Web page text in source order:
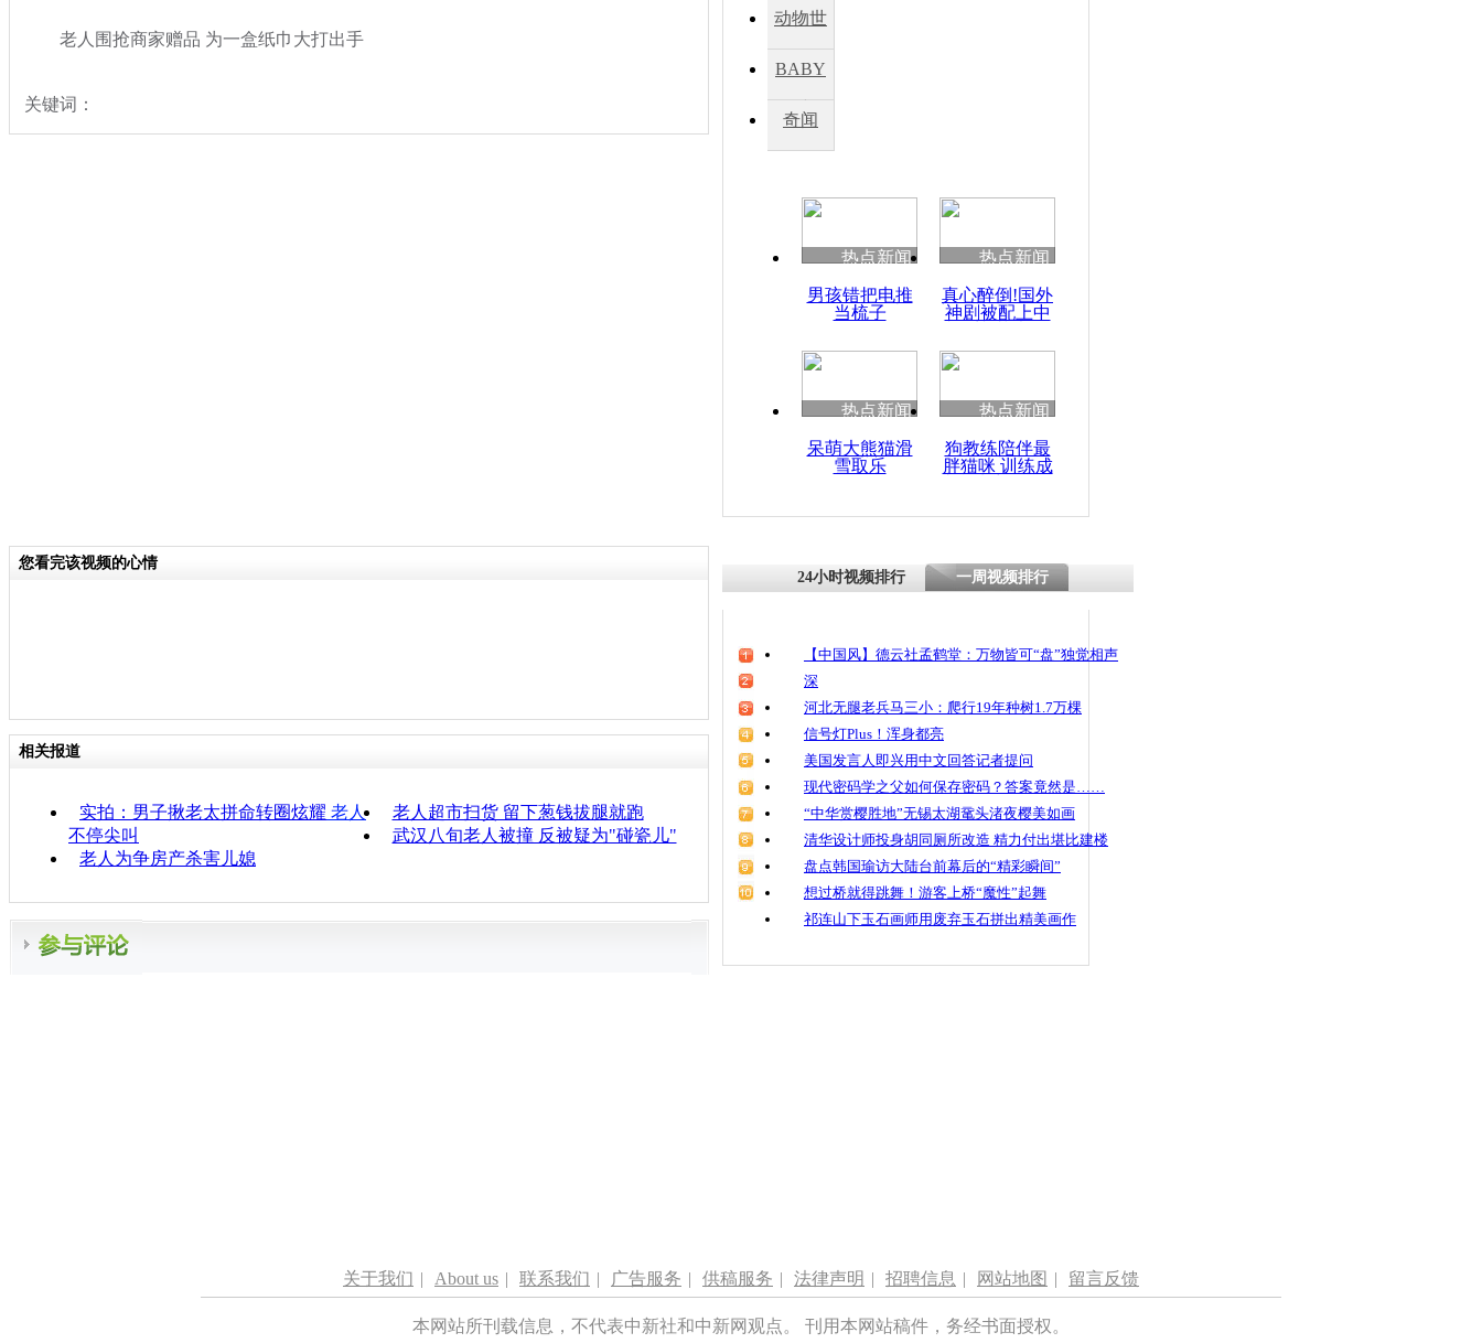
因
度苗族花山节
魂
老人围抢商家赠品 为一盒纸巾大打出手
关键词：
动物世
BABY
秀
奇闻
热点新闻
男孩错把电推
当梳子
热点新闻
真心醉倒!国外
神剧被配上中
热点新闻
呆萌大熊猫滑
雪取乐
热点新闻
狗教练陪伴最
胖猫咪 训练成
您看完该视频的心情
相关报道
实拍：男子揪老太拼命转圈炫耀 老人
不停尖叫
老人超市扫货 留下葱钱拔腿就跑
武汉八旬老人被撞 反被疑为"碰瓷儿"
老人为争房产杀害儿媳
24小时视频排行 一周视频排行
【中国风】德云社孟鹤堂：万物皆可“盘”独觉相声
深
河北无腿老兵马三小：爬行19年种树1.7万棵
信号灯Plus！浑身都亮
美国发言人即兴用中文回答记者提问
现代密码学之父如何保存密码？答案竟然是……
“中华赏樱胜地”无锡太湖鼋头渚夜樱美如画
清华设计师投身胡同厕所改造 精力付出堪比建楼
盘点韩国瑜访大陆台前幕后的“精彩瞬间”
想过桥就得跳舞！游客上桥“魔性”起舞
祁连山下玉石画师用废弃玉石拼出精美画作
关于我们 | About us | 联系我们 | 广告服务 | 供稿服务 | 法律声明 | 招聘信息 | 网站地图 | 留言反馈
本网站所刊载信息，不代表中新社和中新网观点。 刊用本网站稿件，务经书面授权。